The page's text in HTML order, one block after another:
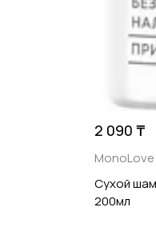
2 090 ₸
Сухой
200мл